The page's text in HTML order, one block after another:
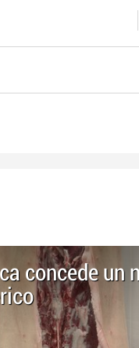
concede un